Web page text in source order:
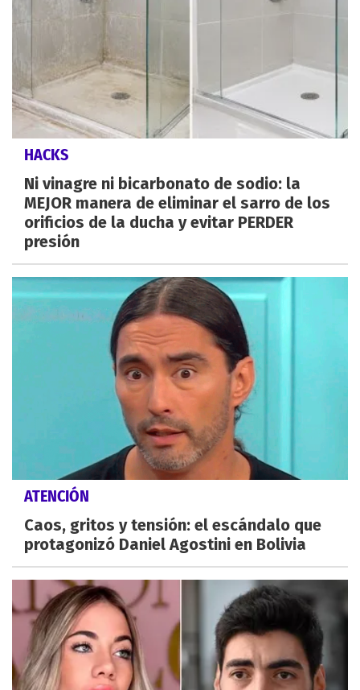
HACKS
Ni vinagre ni bicarbonato de sodio: la
MEJOR manera de eliminar el sarro de los
orificios de la ducha y evitar PERDER
presión
ATENCIÓN
Caos, gritos y tensión: el escándalo que
protagonizó Daniel Agostini en Bolivia